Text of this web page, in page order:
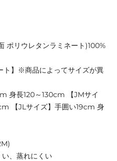
ポリウレタンラミネート)100%
ト】※商品によってサイズが異
身長120～130cm 【JMサイ
【JLサイズ】手囲い19cm 身
、蒸れにくい